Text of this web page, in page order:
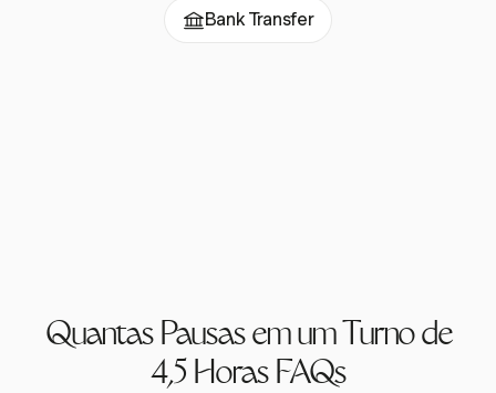
Bank Transfer
Quantas Pausas em um Turno de
4,5 Horas FAQs